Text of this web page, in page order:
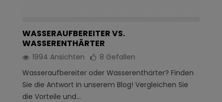
WASSERAUFBEREITER VS.
WASSERENTHÄRTER
1994 Ansichten 8 Gefallen
Wasseraufbereiter oder Wasserenthärter? Finden
Sie die Antwort in unserem Blog! Vergleichen Sie
die Vorteile und...